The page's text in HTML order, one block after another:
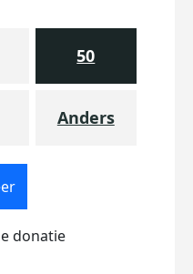
50
Anders
donatie